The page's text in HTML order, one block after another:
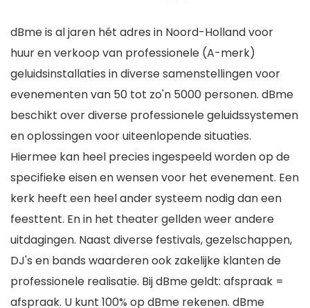
dBme is al jaren hét adres in Noord-Holland voor
huur en verkoop van professionele (A-merk)
geluidsinstallaties in diverse samenstellingen voor
evenementen van 50 tot zo'n 5000 personen. dBme
beschikt over diverse professionele geluidssystemen
en oplossingen voor uiteenlopende situaties.
Hiermee kan heel precies ingespeeld worden op de
specifieke eisen en wensen voor het evenement. Een
kerk heeft een heel ander systeem nodig dan een
feesttent. En in het theater gellden weer andere
uitdagingen. Naast diverse festivals, gezelschappen,
DJ's en bands waarderen ook zakelijke klanten de
professionele realisatie. Bij dBme geldt: afspraak =
afspraak. U kunt 100% op dBme rekenen. dBme